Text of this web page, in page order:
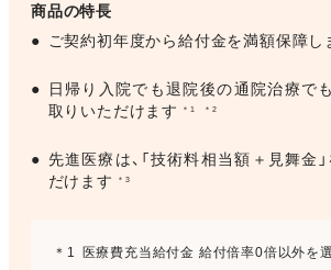
商品の特長
● ご契約初年度から給付金を満額保障し
●
日帰り入院でも退院後の通院治療で
取りいただけます
＊1 ＊2
● 先進医療は、「技術料相当額＋見舞金
だけます
＊3
＊1 医療費充当給付金 給付倍率0倍以外を